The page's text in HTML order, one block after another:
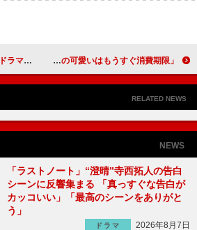
いくのか、僕自身も楽しみ」 「俺の可愛いはもうすぐ消費期限!?」山田涼介が“あざかわ男子”役 「かわいさが存分に出てて、キュンキュンが止まらなかった」
RELATED NEWS
NEWS
「ラストノート」“澄晴”寺西拓人の告白
シーンに反響集まる 「真っすぐな告白が
カッコいい」「最高のシーンをありがと
う」
ドラマ 2026年8月7日